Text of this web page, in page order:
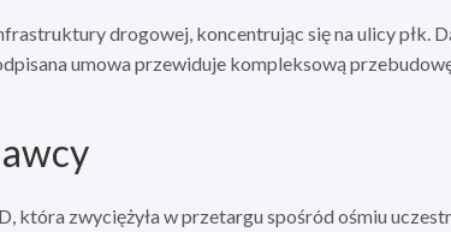
drogowej, koncentrując się na ulicy płk.
umowa przewiduje kompleksową
zwyciężyła w przetargu spośród ośmiu